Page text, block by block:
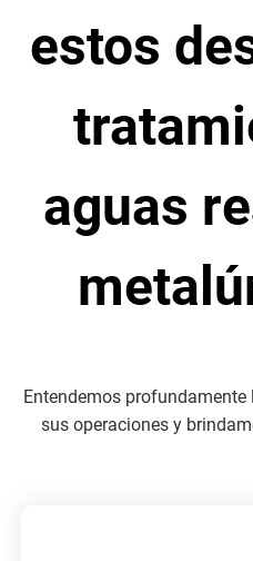
estos
aguas
Entendemos
sus operaciones y